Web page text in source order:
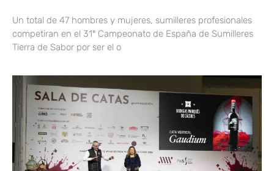
Un total de 47 hombres y mujeres, sumilleres profesionales
competiran en el 31º Campeonato de España de Sumilleres
Tierra de Sabor por ser el o